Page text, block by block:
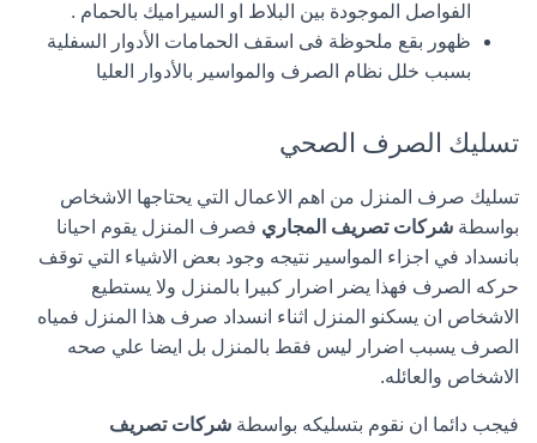
الفواصل الموجودة بين البلاط او السيراميك بالحمام .
ظهور بقع ملحوظة فى اسقف الحمامات الأدوار السفلية
بسبب خلل نظام الصرف والمواسير بالأدوار العليا
تسليك الصرف الصحي
تسليك صرف المنزل من اهم الاعمال التي يحتاجها الاشخاص
بواسطة شركات تصريف المجاري فصرف المنزل يقوم احيانا
بانسداد في اجزاء المواسير نتيجه وجود بعض الاشياء التي توقف
حركه الصرف فهذا يضر اضرار كبيرا بالمنزل ولا يستطيع
الاشخاص ان يسكنو المنزل اثناء انسداد صرف هذا المنزل فمياه
الصرف يسبب اضرار ليس فقط بالمنزل بل ايضا علي صحه
الاشخاص والعائله.
فيجب دائما ان نقوم بتسليكه بواسطة شركات تصريف